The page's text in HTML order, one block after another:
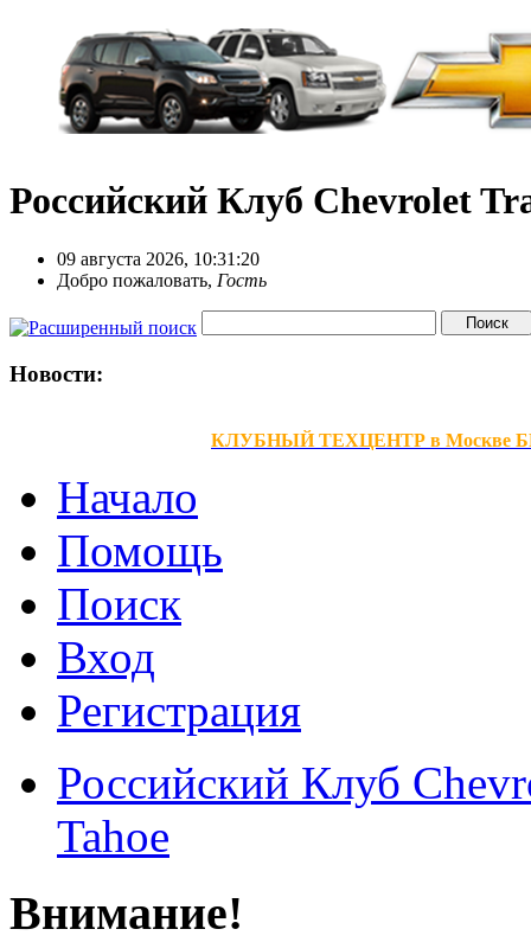
Российский Клуб Chevrolet
09 августа 2026, 10:31:20
Добро пожаловать, Гость
Новости:
КЛУБНЫЙ ТЕХЦЕНТР в Москве
Начало
Помощь
Поиск
Вход
Регистрация
Российский Клуб
Tahoe
Внимание!